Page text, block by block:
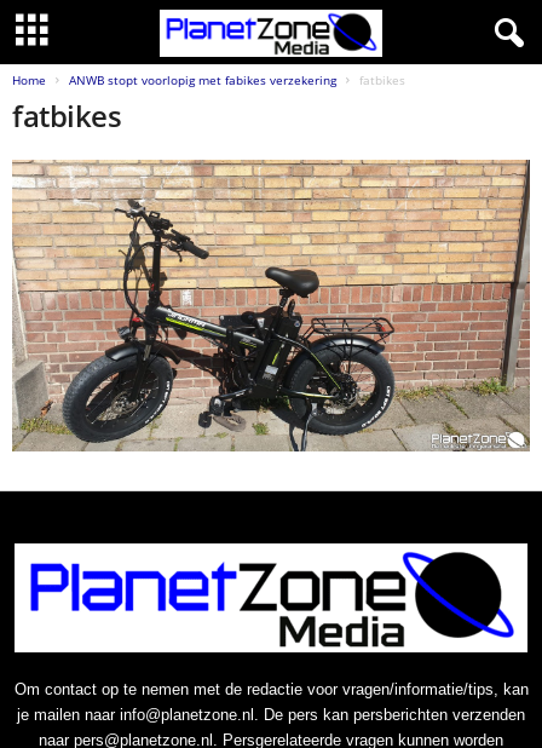
Home ANWB stopt voorlopig met fabikes verzekering fatbikes
fatbikes
Om contact op te nemen met de redactie voor vragen/informatie/tips, kan
je mailen naar info@planetzone.nl. De pers kan persberichten verzenden
naar pers@planetzone.nl. Persgerelateerde vragen kunnen worden